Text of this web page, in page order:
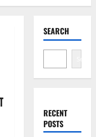
SEARCH
Search
RECENT
POSTS